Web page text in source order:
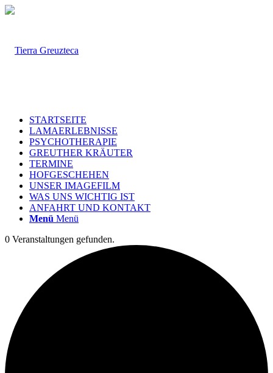
STARTSEITE
LAMAERLEBNISSE
PSYCHOTHERAPIE
GREUTHER KRÄUTER
TERMINE
HOFGESCHEHEN
UNSER IMAGEFILM
WAS UNS WICHTIG IST
ANFAHRT UND KONTAKT
Menü Menü
0 Veranstaltungen gefunden.